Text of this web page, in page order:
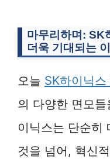
마무리하며: SK
더욱 기대되는
오늘 SK하이닉스
의 다양한 면모
이닉스는 단순히
것을 넘어, 혁신